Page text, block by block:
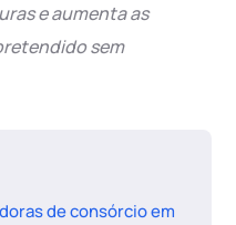
e aumenta as
sem
de consórcio em